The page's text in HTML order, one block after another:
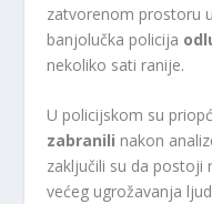
zatvorenom prostoru
banjolučka policija
nekoliko sati ranije.
U policijskom su
zabranili nakon
zaključili su da postoji
većeg ugrožavanja